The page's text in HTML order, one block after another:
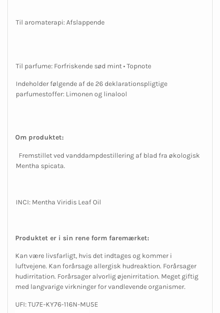
Til aromaterapi: Afslappende
Til parfume: Forfriskende sød mint • Topnote
Indeholder følgende af de 26 deklarationspligtige
parfumestoffer: Limonen og linalool
Om produktet:
Fremstillet ved vanddampdestillering af blad fra økologisk
Mentha spicata.
INCI: Mentha Viridis Leaf Oil
Produktet er i sin rene form faremærket:
Kan være livsfarligt, hvis det indtages og kommer i
luftvejene. Kan forårsage allergisk hudreaktion. Forårsager
hudirritation. Forårsager alvorlig øjenirritation. Meget giftig
med langvarige virkninger for vandlevende organismer.
UFI: TU7E-KY76-116N-MU5E